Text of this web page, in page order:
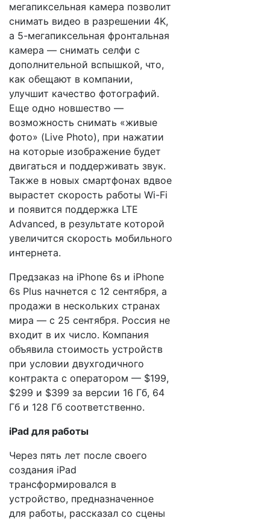
мегапиксельная камера позволит
снимать видео в разрешении 4K,
а 5-мегапиксельная фронтальная
камера — снимать селфи с
дополнительной вспышкой, что,
как обещают в компании,
улучшит качество фотографий.
Еще одно новшество —
возможность снимать «живые
фото» (Live Photo), при нажатии
на которые изображение будет
двигаться и поддерживать звук.
Также в новых смартфонах вдвое
вырастет скорость работы Wi-Fi
и появится поддержка LTE
Advanced, в результате которой
увеличится скорость мобильного
интернета.
Предзаказ на iPhone 6s и iPhone
6s Plus начнется с 12 сентября, а
продажи в нескольких странах
мира — с 25 сентября. Россия не
входит в их число. Компания
объявила стоимость устройств
при условии двухгодичного
контракта с оператором — $199,
$299 и $399 за версии 16 Гб, 64
Гб и 128 Гб соответственно.
iPad для работы
Через пять лет после своего
создания iPad
трансформировался в
устройство, предназначенное
для работы, рассказал со сцены